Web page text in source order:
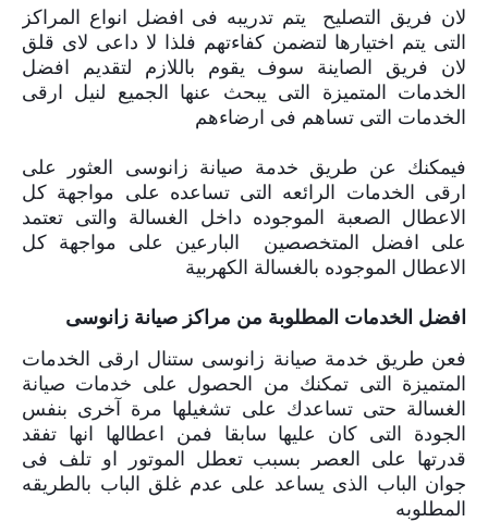
لان فريق التصليح
يتم تدريبه فى افضل انواع المراكز
التى يتم اختيارها لتضمن كفاءتهم فلذا لا داعى لاى قلق
لان فريق الصاينة سوف يقوم باللازم لتقديم افضل
الخدمات المتميزة التى يبحث عنها الجميع لنيل ارقى
الخدمات التى تساهم فى ارضاءهم
فيمكنك عن طريق خدمة صيانة زانوسى العثور على
ارقى الخدمات الرائعه التى تساعده على مواجهة كل
الاعطال الصعبة الموجوده داخل الغسالة والتى تعتمد
على افضل المتخصصين
البارعين على مواجهة كل
الاعطال الموجوده بالغسالة الكهربية
افضل الخدمات المطلوبة من مراكز صيانة زانوسى
فعن طريق خدمة صيانة زانوسى ستنال ارقى الخدمات
المتميزة التى تمكنك من الحصول على خدمات صيانة
الغسالة حتى تساعدك على تشغيلها مرة آخرى بنفس
الجودة التى كان عليها سابقا فمن اعطالها انها تفقد
قدرتها على العصر بسبب تعطل الموتور او تلف فى
جوان الباب الذى يساعد على عدم غلق الباب بالطريقه
المطلوبه